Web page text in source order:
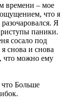
времени – мое
ощущением, что я
Я
паники.
сосало под
снова и снова
что можно ему
Больше